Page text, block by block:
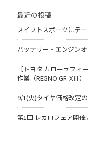
最近の投稿
スイフトスポーツにテ
バッテリー・エンジン
【トヨタ カローラフィ
作業（REGNO GR-XⅢ）
9/1(火)タイヤ価格改定
第1回 レカロフェア開催